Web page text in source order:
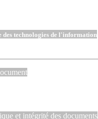
technologies de l'information
et intégrité des documents